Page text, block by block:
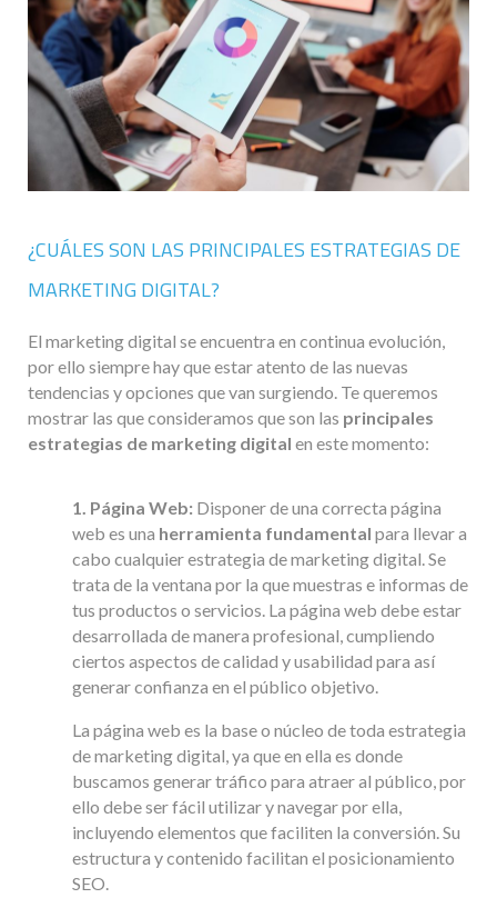
¿CUÁLES SON LAS PRINCIPALES ESTRATEGIAS DE
MARKETING DIGITAL?
El marketing digital se encuentra en continua evolución,
por ello siempre hay que estar atento de las nuevas
tendencias y opciones que van surgiendo. Te queremos
mostrar las que consideramos que son las principales
estrategias de marketing digital en este momento:
1. Página Web: Disponer de una correcta página
web es una herramienta fundamental para llevar a
cabo cualquier estrategia de marketing digital. Se
trata de la ventana por la que muestras e informas de
tus productos o servicios. La página web debe estar
desarrollada de manera profesional, cumpliendo
ciertos aspectos de calidad y usabilidad para así
generar confianza en el público objetivo.
La página web es la base o núcleo de toda estrategia
de marketing digital, ya que en ella es donde
buscamos generar tráfico para atraer al público, por
ello debe ser fácil utilizar y navegar por ella,
incluyendo elementos que faciliten la conversión. Su
estructura y contenido facilitan el posicionamiento
SEO.